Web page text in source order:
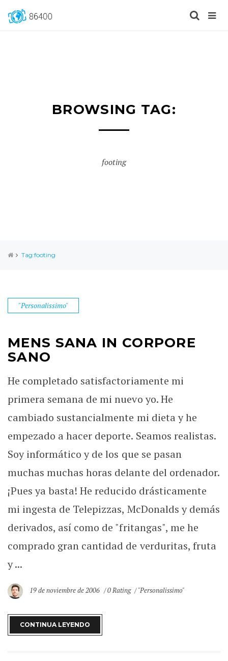
BROWSING TAG:
footing
Tag:footing
"Personalissimo"
MENS SANA IN CORPORE
SANO
He completado satisfactoriamente mi
primera semana de mi nuevo yo. He
cambiado sustancialmente mi dieta y he
empezado a hacer deporte. Seamos realistas.
Soy informático y de los que se pasan
muchas muchas horas delante del ordenador.
¡Pues ya basta! He reducido drásticamente
mi ingesta de Telepizzas, McDonalds y demás
derivados, así como de "fritangas", me he
comprado gran cantidad de verduritas, fruta
y ...
19 de noviembre de 2006 0 Rating "Personalissimo"
CONTINUA LEYENDO